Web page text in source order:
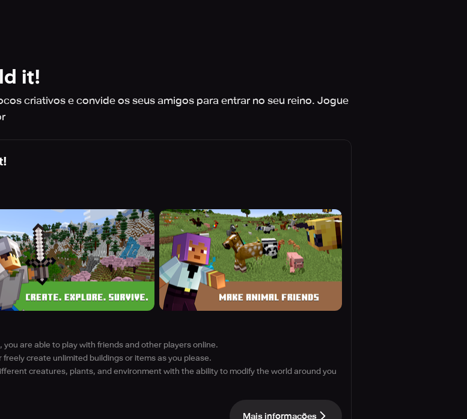
it!
criativos e convide os seus amigos para entrar no seu reino. Jogue
you are able to play with friends and other players online.
create unlimited buildings or items as you please.
creatures, plants, and environment with the ability to modify the world around you
Mais informações